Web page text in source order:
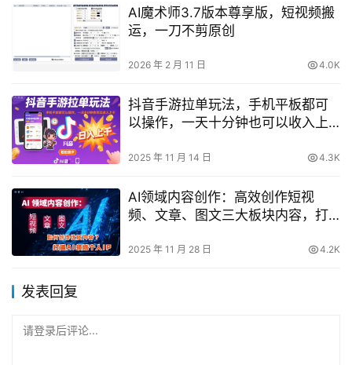
AI魔术师3.7版本尊享版，短视频搬
运，一刀不剪原创
2026 年 2 月 11 日 4.0K
抖音手游拉单玩法，手机平板都可
以操作，一天十分钟也可以收入上
2025 年 11 月 14 日 4.3K
AI领域内容创作：高效创作短视
频、文章、图文三大板块内容，打
2025 年 11 月 28 日 4.2K
发表回复
请登录后评论...